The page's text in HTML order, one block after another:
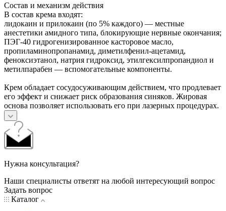
Состав и механизм действия
В состав крема входят:
лидокаин и прилокаин (по 5% каждого) — местные
анестетики амидного типа, блокирующие нервные окончания;
ПЭГ-40 гидрогенизированное касторовое масло,
пропиламинопропанамид, диметилфенил-ацетамид,
феноксиэтанол, натрия гидроксид, этилгексилпропандиол и
метилпарабен — вспомогательные компоненты.
Крем обладает сосудосуживающим действием, что продлевает
его эффект и снижает риск образования синяков. Жировая
основа позволяет использовать его при лазерных процедурах.
Нужна консультация?
Наши специалисты ответят на любой интересующий вопрос
Задать вопрос
Каталог